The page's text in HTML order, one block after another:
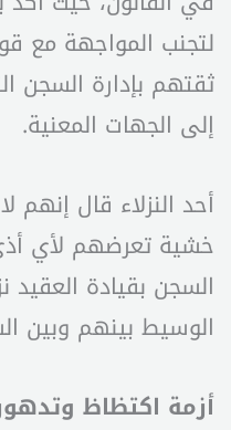
لتجنب المواجهة مع
ثقتهم بإدارة السجن
إلى الجهات المعنية.
أحد النزلاء قال
خشية تعرضهم لأي
السجن بقيادة العقيد
الوسيط بينهم وبين
أزمة اكتظاظ